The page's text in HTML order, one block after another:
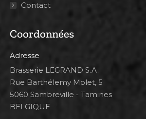
Contact
Coordonnées
Adresse
Brasserie LEGRAND S.A.
Rue Barthélemy Molet, 5
5060 Sambreville - Tamines
BELGIQUE